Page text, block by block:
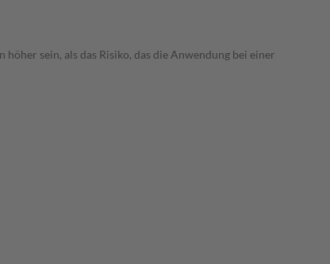
sein, als das Risiko, das die Anwendung bei einer